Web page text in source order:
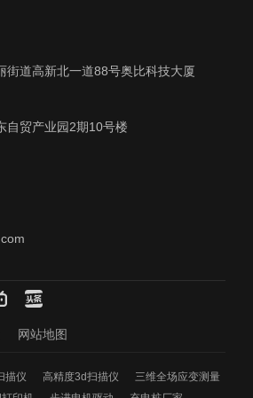
街道高新北一道88号奥比科技大厦
自贸产业园2期10号楼
网站地图
描仪 高精度3d扫描仪
三维全场应变测量